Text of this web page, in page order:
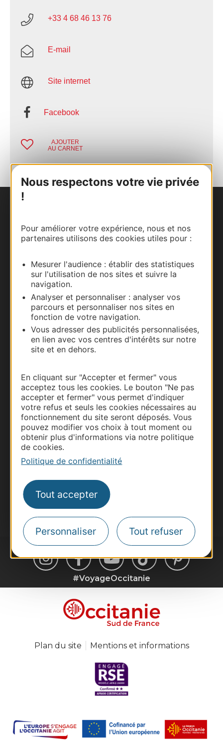
Nous respectons votre vie privée
!
Pour améliorer votre expérience, nous et nos
partenaires utilisons des cookies utiles pour :
Mesurer l'audience : établir des statistiques
sur l'utilisation de nos sites et suivre la
navigation.
Analyser et personnaliser : analyser vos
parcours et personnaliser nos sites en
fonction de votre navigation.
Vous adresser des publicités personnalisées,
en lien avec vos centres d'intérêts sur notre
site et en dehors.
En cliquant sur "Accepter et fermer" vous
acceptez tous les cookies. Le bouton "Ne pas
accepter et fermer" vous permet d'indiquer
votre refus et seuls les cookies nécessaires au
fonctionnement du site seront déposés. Vous
pouvez modifier vos choix à tout moment ou
obtenir plus d'informations via notre politique
de cookies.
Politique de confidentialité
Tout accepter
Personnaliser Tout refuser
+33 4 68 46 13 76
E-mail
Site internet
Facebook
AJOUTER
AU CARNET
Carte interactive
Documentation
Thermalisme
Business/Mice
Pros d'Occitanie
Site presse et d'influence
Voyagistes
Destination Sport
Destination Occitanie pour recevoir des
suggestions de séjours, de visites et de sorties.
Je m'abonne
#VoyageOccitanie
Plan du site Mentions et informations